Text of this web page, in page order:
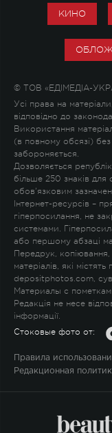
КИНО
© ТОВ «ЕДІМЕДІА-
Усі права на
відповідно до
Використання
(в повному обсязі)
забороняється.
Дозволяється
більше 250 знаків для
обов'язковим
Інтернет-ресурсів –
гіперпосилання, не
системами.
або першому абзаці
Передрук,
матеріалів, які
depositphotos.com,
Материалы с
Редакція не несе
інформації.
Стоковые фото от:
Правила
Редакционная